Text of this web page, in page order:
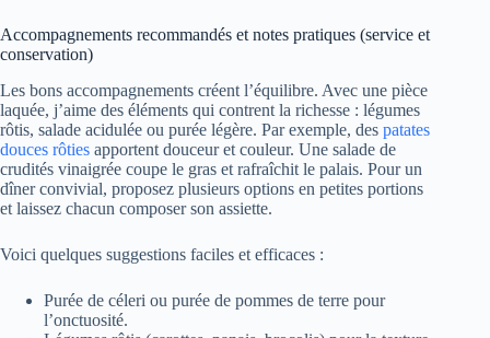
Accompagnements recommandés et notes pratiques (service et
conservation)
Les bons accompagnements créent l’équilibre. Avec une pièce
laquée, j’aime des éléments qui contrent la richesse : légumes
rôtis, salade acidulée ou purée légère. Par exemple, des patates
douces rôties apportent douceur et couleur. Une salade de
crudités vinaigrée coupe le gras et rafraîchit le palais. Pour un
dîner convivial, proposez plusieurs options en petites portions
et laissez chacun composer son assiette.
Voici quelques suggestions faciles et efficaces :
Purée de céleri ou purée de pommes de terre pour
l’onctuosité.